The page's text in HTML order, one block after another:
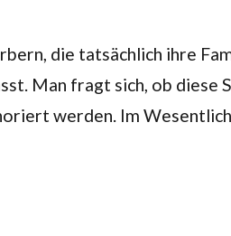
die tatsächlich ihre
Man fragt sich, ob
werden. Im